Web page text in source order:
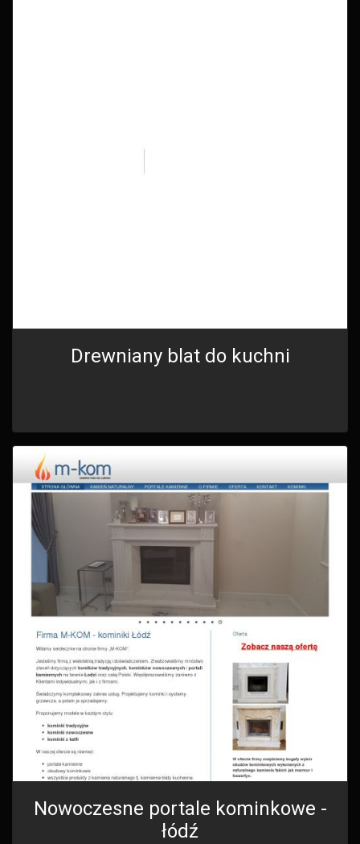
Drewniany blat do kuchni
Nowoczesne portale kominkowe -
łódź